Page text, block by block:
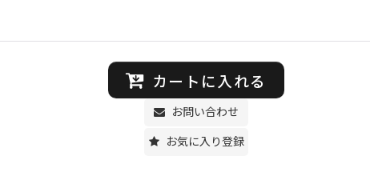
カートに入れる
お問い合わせ
お気に入り登録